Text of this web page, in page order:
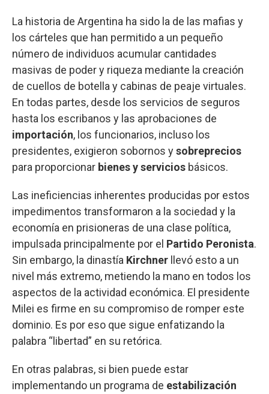
La historia de Argentina ha sido la de las mafias y
los cárteles que han permitido a un pequeño
número de individuos acumular cantidades
masivas de poder y riqueza mediante la creación
de cuellos de botella y cabinas de peaje virtuales.
En todas partes, desde los servicios de seguros
hasta los escribanos y las aprobaciones de
importación, los funcionarios, incluso los
presidentes, exigieron sobornos ysobreprecios
para proporcionar bienes y servicios básicos.
Las ineficiencias inherentes producidas por estos
impedimentos transformaron a la sociedad y la
economía en prisioneras de una clase política,
impulsada principalmente por el Partido Peronista.
Sin embargo, la dinastía Kirchner llevó esto a un
nivel más extremo, metiendo la mano en todos los
aspectos de la actividad económica. El presidente
Milei es firme en su compromiso de romper este
dominio. Es por eso que sigue enfatizando la
palabra “libertad” en su retórica.
En otras palabras, si bien puede estar
implementando un programa de estabilización